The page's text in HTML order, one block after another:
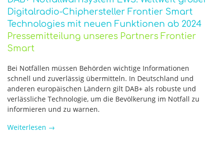
Digitalradio-Chiphersteller Frontier Smart
Technologies mit neuen Funktionen ab 2024
Pressemitteilung unseres Partners Frontier
Smart
Bei Notfällen müssen Behörden wichtige Informationen
schnell und zuverlässig übermitteln. In Deutschland und
anderen europäischen Ländern gilt DAB+ als robuste und
verlässliche Technologie, um die Bevölkerung im Notfall zu
informieren und zu warnen.
Weiterlesen →